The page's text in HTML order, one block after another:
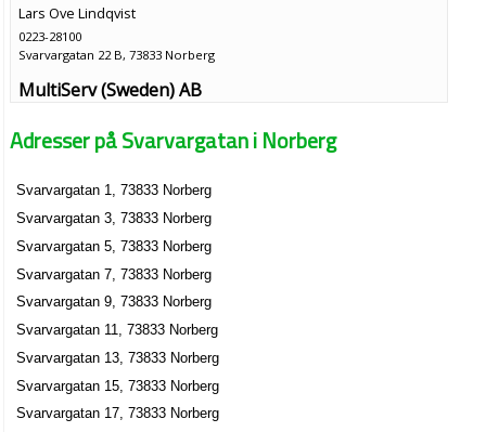
Lars Ove Lindqvist
0223-28100
Svarvargatan 22 B, 73833 Norberg
MultiServ (Sweden) AB
0223-28100
MultiServ Nordiska AB
Lars Ove Lindqvist
0223-28100
MultiServ Technologies (Sweden) AB
Lars Ove Lindqvist
Svarvargatan 22 B, 73833 Norberg
Adresser på Svarvargatan i Norberg
Svarvargatan 1, 73833 Norberg
Svarvargatan 3, 73833 Norberg
Svarvargatan 5, 73833 Norberg
Svarvargatan 7, 73833 Norberg
Svarvargatan 9, 73833 Norberg
Svarvargatan 11, 73833 Norberg
Svarvargatan 13, 73833 Norberg
Svarvargatan 15, 73833 Norberg
Svarvargatan 17, 73833 Norberg